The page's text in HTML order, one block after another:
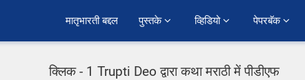
﻿मातृभारती बद्दल पुस्तके व्हिडियो पेपरबॅक
क्लिक - 1 Trupti Deo द्वारा कथा मराठी में पीडीएफ